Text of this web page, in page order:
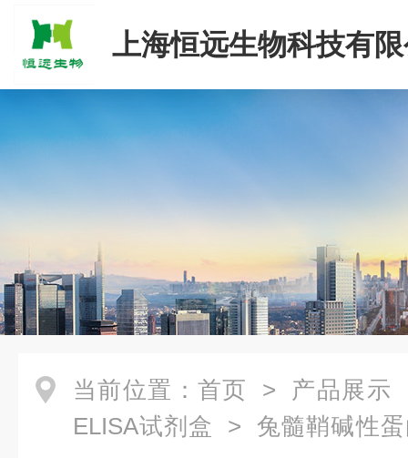
上海恒远生物科技有
当前位置： 首页 > 产品展示
ELISA试剂盒 > 兔髓鞘碱性蛋